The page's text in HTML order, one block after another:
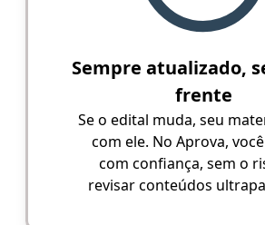
Sempre atualizado,
frente
Se o edital muda, seu
com ele. No Aprova,
com confiança, sem o
revisar conteúdos